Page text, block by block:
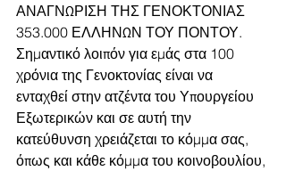
ΑΝΑΓΝΩΡΙΣΗ ΤΗΣ ΓΕΝΟΚΤΟΝΙΑΣ
353.000 ΕΛΛΗΝΩΝ ΤΟΥ ΠΟΝΤΟΥ.
Σημαντικό λοιπόν για εμάς στα 100
χρόνια της Γενοκτονίας είναι να
ενταχθεί στην ατζέντα του Υπουργείου
Εξωτερικών και σε αυτή την
κατεύθυνση χρειάζεται το κόμμα σας,
όπως και κάθε κόμμα του κοινοβουλίου,